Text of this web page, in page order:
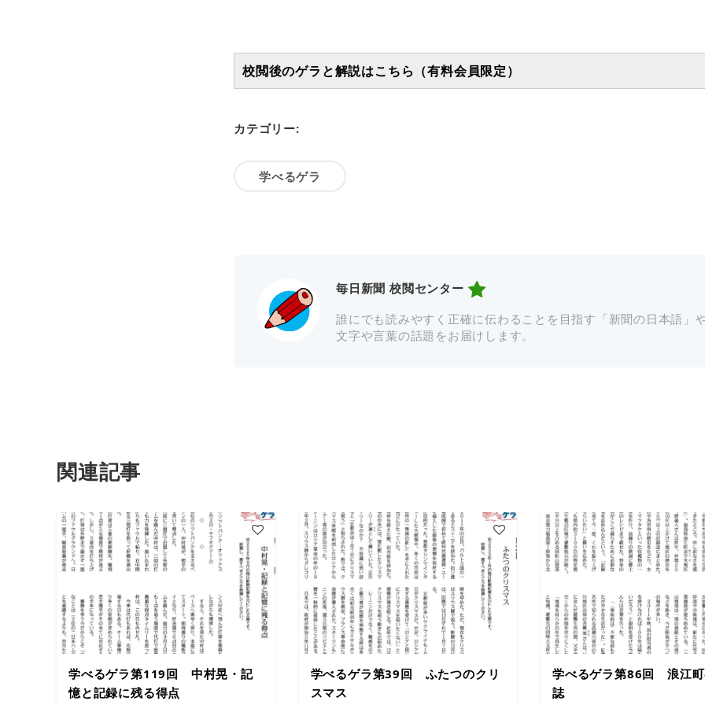
校閲後のゲラと解説はこちら（有料会員限定）
カテゴリー:
学べるゲラ
毎日新聞 校閲センター
誰にでも読みやすく正確に伝わることを目指す「新聞の日本語」
文字や言葉の話題をお届けします。
関連記事
学べるゲラ第119回 中村晃・記
憶と記録に残る得点
学べるゲラ第39回 ふたつのクリ
スマス
学べるゲラ第86回 浪江
誌